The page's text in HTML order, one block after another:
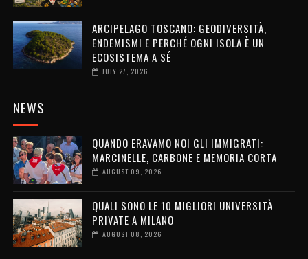
ARCIPELAGO TOSCANO: GEODIVERSITÀ,
ENDEMISMI E PERCHÉ OGNI ISOLA È UN
ECOSISTEMA A SÉ
JULY 27, 2026
NEWS
QUANDO ERAVAMO NOI GLI IMMIGRATI:
MARCINELLE, CARBONE E MEMORIA CORTA
AUGUST 09, 2026
QUALI SONO LE 10 MIGLIORI UNIVERSITÀ
PRIVATE A MILANO
AUGUST 08, 2026